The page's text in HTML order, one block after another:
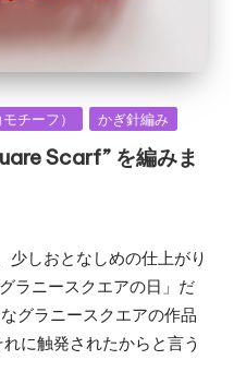
チーフ） かぎ針編み
Scarf” を編みま
少しおとなしめの仕上がり
ラニースクエアの日」だ
グラニースクエアの作品
に触発されたからと言う